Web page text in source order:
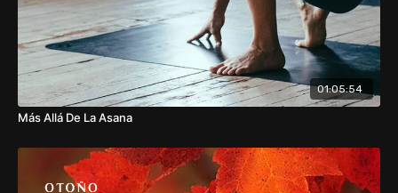
01:05:54
Más Allá De La Asana